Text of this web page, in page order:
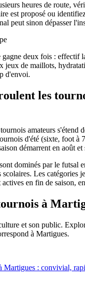
heures de route,
est proposé ou
peut sinon dépasser
gagne deux fois : effectif
jeux de maillots,
d'envoi.
les
amateurs s'étend
d'été (sixte, foot à
démarrent en août et
dominés par le futsal
scolaires. Les catégories
en fin de saison,
à
et son public.
à Martigues.
Martigues : convivial,